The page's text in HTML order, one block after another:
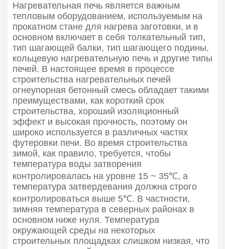
Нагревательная печь является важным
тепловым оборудованием, используемым на
прокатном стане для нагрева заготовки, и в
основном включает в себя толкательный тип,
тип шагающей балки, тип шагающего подины,
кольцевую нагревательную печь и другие типы
печей. В настоящее время в процессе
строительства нагревательных печей
огнеупорная бетонный смесь обладает такими
преимуществами, как короткий срок
строительства, хороший изоляционный
эффект и высокая прочность, поэтому он
широко используется в различных частях
футеровки печи. Во время строительства
зимой, как правило, требуется, чтобы
температура воды затворения
контролировалась на уровне 15 ~ 35℃, а
температура затвердевания должна строго
контролироваться выше 5℃. В частности,
зимняя температура в северных районах в
основном ниже нуля. Температура
окружающей среды на некоторых
строительных площадках слишком низкая, что